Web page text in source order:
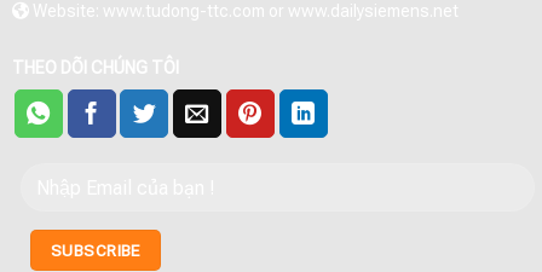
Website: www.tudong-ttc.com or www.dailysiemens.net
THEO DÕI CHÚNG TÔI